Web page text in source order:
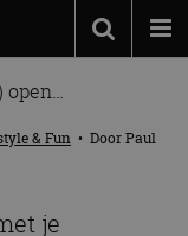
OUDE AUTO
open…
& Fun • DoorPaul
je